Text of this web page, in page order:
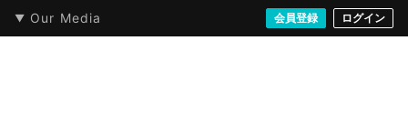
Our Media 会員登録 ログイン
本・文芸 情報化社会 音楽・映像 ゲームストリート